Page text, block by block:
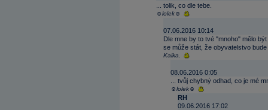
... tolik, co dle tebe.
☺lolek☺
07.06.2016 10:14
Dle mne by to tvé "mnoho" mělo
se může stát, že obyvatelstvo
Kalka.
08.06.2016 0:05
... tvůj chybný odhad, co je mé
☺lolek☺
RH
09.06.2016 17:02